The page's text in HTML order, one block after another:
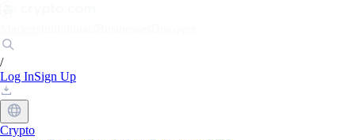
/
Log InSign Up
Crypto